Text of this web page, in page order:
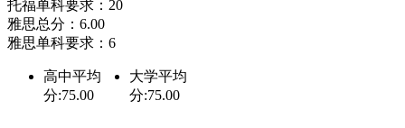
施； 专设海外学生奖学
学校简介
托福单科要求：20
雅思总分：6.00
雅思单科要求：6
高中平均
分:75.00
大学平均
分:75.00